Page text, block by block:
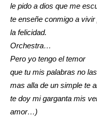
le pido a dios que me
te enseñe conmigo a
la felicidad.
Orchestra…
Pero yo tengo el temor
que tu mis palabras no
mas alla de un simple te
te doy mi garganta mis
amor…)